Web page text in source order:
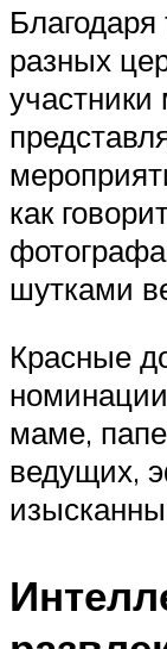
разных
как
шутками
Красные
маме, папе
ведущих,